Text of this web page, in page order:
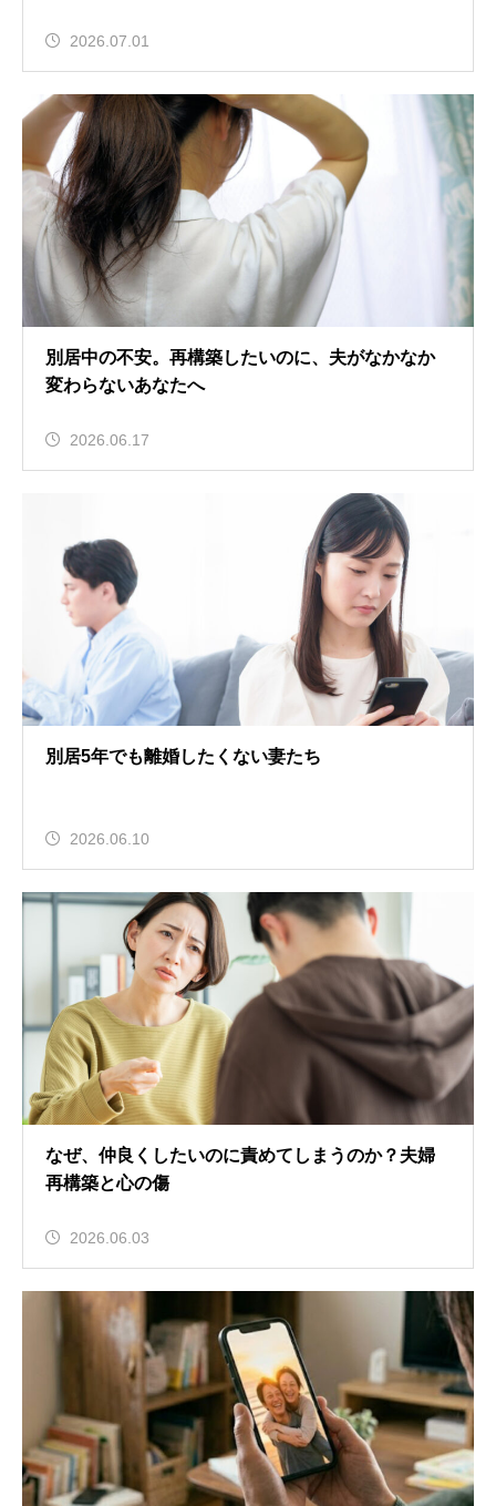
2026.07.01
別居中の不安。再構築したいのに、夫がなかなか
変わらないあなたへ
2026.06.17
別居5年でも離婚したくない妻たち
2026.06.10
なぜ、仲良くしたいのに責めてしまうのか？夫婦
再構築と心の傷
2026.06.03